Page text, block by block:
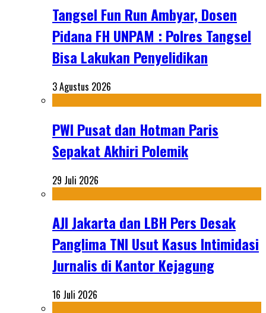
Tangsel Fun Run Ambyar, Dosen
Pidana FH UNPAM : Polres Tangsel
Bisa Lakukan Penyelidikan
3 Agustus 2026
PWI Pusat dan Hotman Paris
Sepakat Akhiri Polemik
29 Juli 2026
AJI Jakarta dan LBH Pers Desak
Panglima TNI Usut Kasus Intimidasi
Jurnalis di Kantor Kejagung
16 Juli 2026